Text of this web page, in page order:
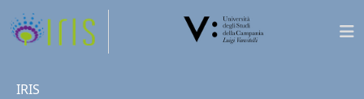
IRIS